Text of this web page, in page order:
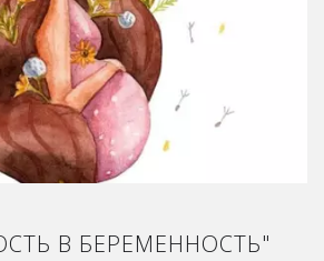
В БЕРЕМЕННОСТЬ"